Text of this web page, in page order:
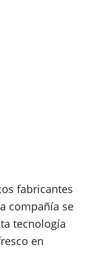
fabricantes
compañía se
tecnología
en